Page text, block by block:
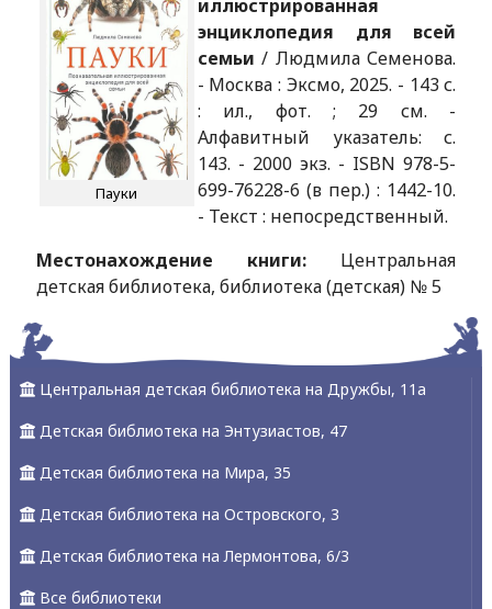
Пауки
иллюстрированная
энциклопедия для всей
семьи / Людмила Семенова.
- Москва : Эксмо, 2025. - 143 с.
: ил., фот. ; 29 см. -
Алфавитный указатель: с.
143. - 2000 экз. - ISBN 978-5-
699-76228-6 (в пер.) : 1442-10.
- Текст : непосредственный.
Местонахождение книги: Центральная
детская библиотека, библиотека (детская) № 5
Центральная детская библиотека на Дружбы, 11а
Детская библиотека на Энтузиастов, 47
Детская библиотека на Мира, 35
Детская библиотека на Островского, 3
Детская библиотека на Лермонтова, 6/3
Все библиотеки